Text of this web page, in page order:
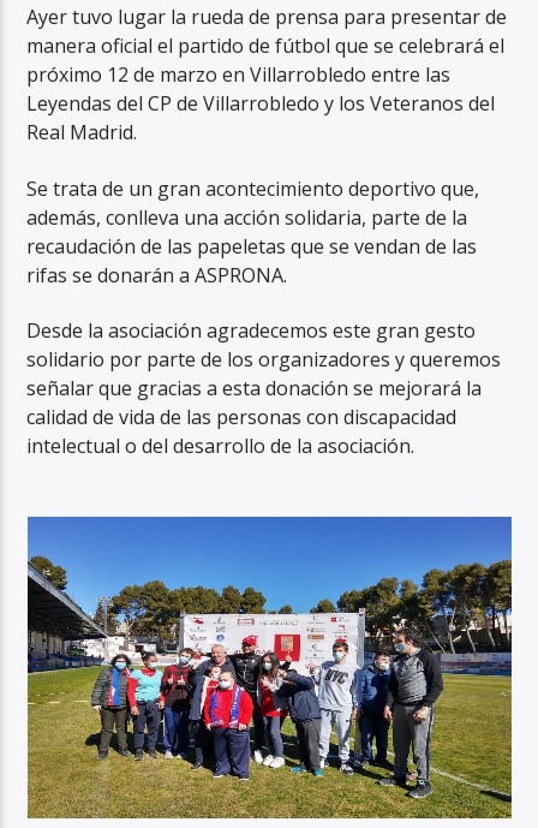
Ayer tuvo lugar la rueda de prensa para presentar de
manera oficial el partido de fútbol que se celebrará el
próximo 12 de marzo en Villarrobledo entre las
Leyendas del CP de Villarrobledo y los Veteranos del
Real Madrid.
Se trata de un gran acontecimiento deportivo que,
además, conlleva una acción solidaria, parte de la
recaudación de las papeletas que se vendan de las
rifas se donarán a ASPRONA.
Desde la asociación agradecemos este gran gesto
solidario por parte de los organizadores y queremos
señalar que gracias a esta donación se mejorará la
calidad de vida de las personas con discapacidad
intelectual o del desarrollo de la asociación.